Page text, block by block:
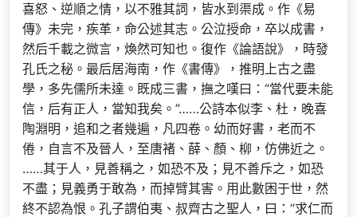
喜怒、逆順之情，以不雅其詞，皆水到渠成。作《易
傳》未完，疾革，命公述其志。公泣授命，卒以成書，
然后千載之微言，煥然可知也。復作《論語說》，時發
孔氏之秘。最后居海南，作《書傳》，推明上古之盡
學，多先儒所未達。既成三書，撫之嘆曰：“當代要未能
信，后有正人，當知我矣。”……公詩本似李、杜，晚喜
陶淵明，追和之者幾遍，凡四卷。幼而好書，老而不
倦，自言不及晉人，至唐褚、薛、顏、柳，仿佛近之。
……其于人，見善稱之，如恐不及；見不善斥之，如恐
不盡；見義勇于敢為，而掉臂其害。用此數困于世，然
終不認為恨。孔子謂伯夷、叔齊古之聖人，曰：“求仁而